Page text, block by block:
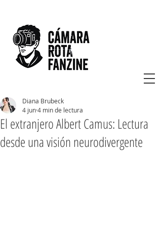
El extranjero Albert Camus: Lectura
desde una visión neurodivergente
Diana Brubeck
4 jun4 min de lectura